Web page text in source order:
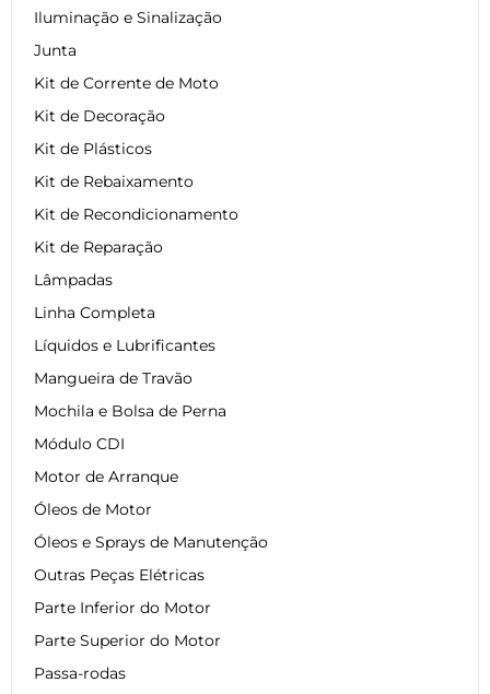
Iluminação e Sinalização
Junta
Kit de Corrente de Moto
Kit de Decoração
Kit de Plásticos
Kit de Rebaixamento
Kit de Recondicionamento
Kit de Reparação
Lâmpadas
Linha Completa
Líquidos e Lubrificantes
Mangueira de Travão
Mochila e Bolsa de Perna
Módulo CDI
Motor de Arranque
Óleos de Motor
Óleos e Sprays de Manutenção
Outras Peças Elétricas
Parte Inferior do Motor
Parte Superior do Motor
Passa-rodas